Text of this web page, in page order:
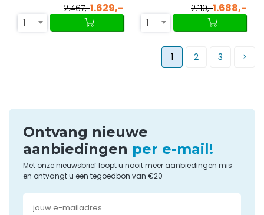
2.467,-1.629,-
1
2.110,-1.688,-
1
1 2 3
Ontvang nieuwe
aanbiedingen per e-mail!
Met onze nieuwsbrief loopt u nooit meer aanbiedingen mis
en ontvangt u een tegoedbon van €20